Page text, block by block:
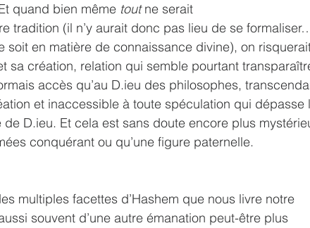
quand bien même tout ne serait
tradition (il n’y aurait donc pas lieu de se
soit en matière de connaissance divine), on
sa création, relation qui semble pourtant
accès qu’au D.ieu des philosophes,
et inaccessible à toute spéculation qui dépasse
D.ieu. Et cela est sans doute encore plus
conquérant ou qu’une figure paternelle.
multiples facettes d’Hashem que nous livre notre
souvent d’une autre émanation peut-être plus